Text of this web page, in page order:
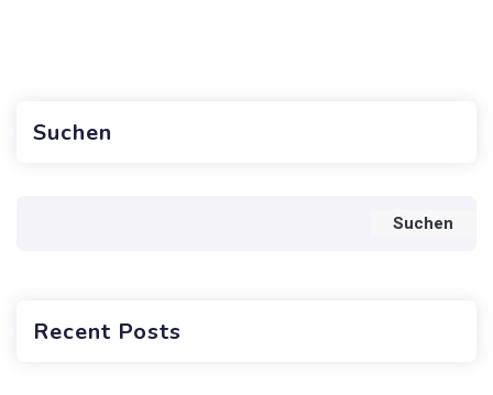
Suchen
Suchen
Recent Posts